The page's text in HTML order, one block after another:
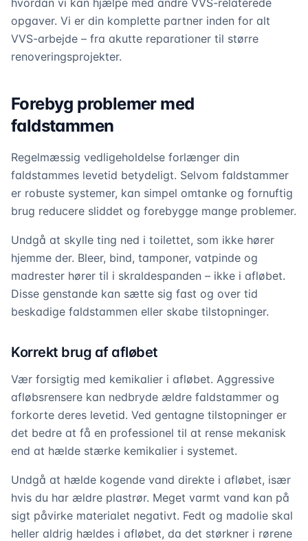
hvordan vi kan hjælpe med andre VVS-relaterede
opgaver. Vi er din komplette partner inden for alt
VVS-arbejde – fra akutte reparationer til større
renoveringsprojekter.
Forebyg problemer med
faldstammen
Regelmæssig vedligeholdelse forlænger din
faldstammes levetid betydeligt. Selvom faldstammer
er robuste systemer, kan simpel omtanke og fornuftig
brug reducere sliddet og forebygge mange problemer.
Undgå at skylle ting ned i toilettet, som ikke hører
hjemme der. Bleer, bind, tamponer, vatpinde og
madrester hører til i skraldespanden – ikke i afløbet.
Disse genstande kan sætte sig fast og over tid
beskadige faldstammen eller skabe tilstopninger.
Korrekt brug af afløbet
Vær forsigtig med kemikalier i afløbet. Aggressive
afløbsrensere kan nedbryde ældre faldstammer og
forkorte deres levetid. Ved gentagne tilstopninger er
det bedre at få en professionel til at rense mekanisk
end at hælde stærke kemikalier i systemet.
Undgå at hælde kogende vand direkte i afløbet, især
hvis du har ældre plastrør. Meget varmt vand kan på
sigt påvirke materialet negativt. Fedt og madolie skal
heller aldrig hældes i afløbet, da det størkner i rørene